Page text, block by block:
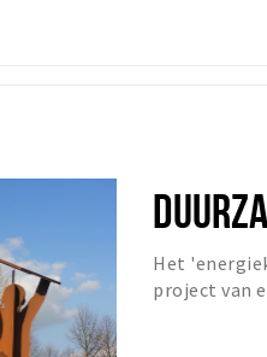
Het
project van